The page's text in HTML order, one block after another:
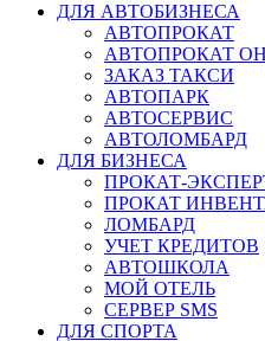
ДЛЯ АВТОБИЗНЕСА
АВТОПРОКАТ
АВТОПРОКАТ
ЗАКАЗ ТАКСИ
АВТОПАРК
АВТОСЕРВИС
АВТОЛОМБАРД
ДЛЯ БИЗНЕСА
ПРОКАТ-
ПРОКАТ
ЛОМБАРД
УЧЕТ КРЕДИТОВ
АВТОШКОЛА
МОЙ ОТЕЛЬ
СЕРВЕР SMS
ДЛЯ СПОРТА